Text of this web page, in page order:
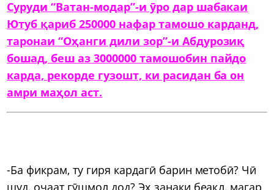
Суруди “Ватан-модар”-и ӯро дар шабакаи
Ютуб қариб 250000 нафар тамошо карданд,
таронаи “Оҳанги дили зор”-и Абдурозиқ
бошад, беш аз 3000000 тамошобин пайдо
карда, рекорде гузошт, ки расидан ба он
амри маҳол аст.
-Ба фикрам, ту гиря кардагӣ барин метобӣ? Чӣ